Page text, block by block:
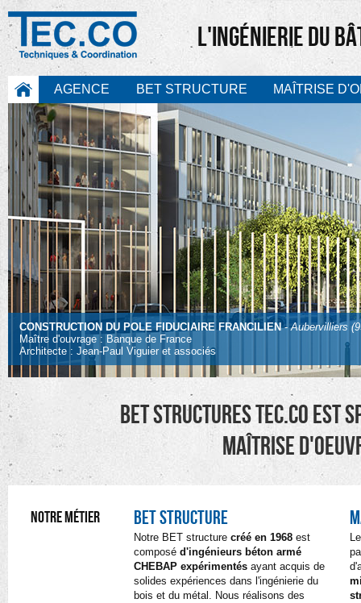
L'INGÉNIERIE DU
AGENCE BET STRUCTURE MAÎTRISE
CONSTRUCTION DU POLE FIDUCIAIRE FRANCILIEN-Aubervilliers
Maître d'ouvrage : Banque de France
Architecte : Jean-Paul Viguier et associés
BET structures TEC.CO
maîtrise
NOTRE MÉTIER BET STRUCTURE
Notre BET structure créé en 1968 est
composé d'ingénieurs béton armé
CHEBAP expérimentés ayant acquis de
solides expériences dans l'ingénierie du
bois et du métal. Nous réalisons des